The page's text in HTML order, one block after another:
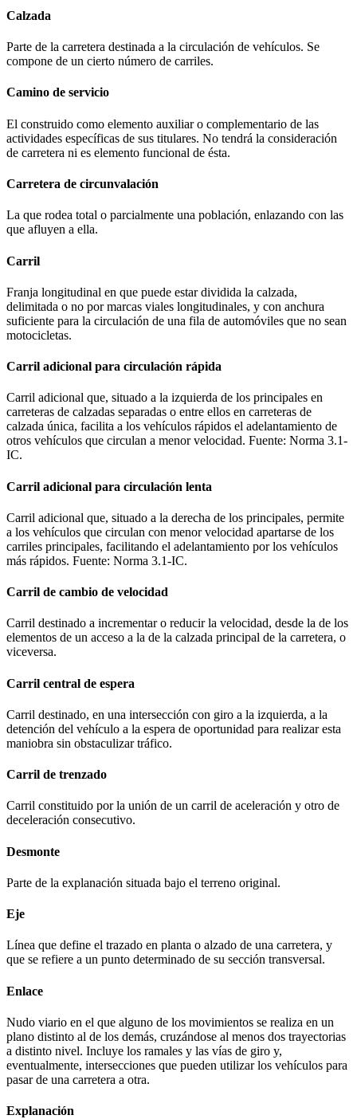
Calzada
Parte de la carretera destinada a la circulación de vehículos. Se
compone de un cierto número de carriles.
Camino de servicio
El construido como elemento auxiliar o complementario de las
actividades específicas de sus titulares. No tendrá la consideración
de carretera ni es elemento funcional de ésta.
Carretera de circunvalación
La que rodea total o parcialmente una población, enlazando con las
que afluyen a ella.
Carril
Franja longitudinal en que puede estar dividida la calzada,
delimitada o no por marcas viales longitudinales, y con anchura
suficiente para la circulación de una fila de automóviles que no sean
motocicletas.
Carril adicional para circulación rápida
Carril adicional que, situado a la izquierda de los principales en
carreteras de calzadas separadas o entre ellos en carreteras de
calzada única, facilita a los vehículos rápidos el adelantamiento de
otros vehículos que circulan a menor velocidad. Fuente: Norma 3.1-
IC.
Carril adicional para circulación lenta
Carril adicional que, situado a la derecha de los principales, permite
a los vehículos que circulan con menor velocidad apartarse de los
carriles principales, facilitando el adelantamiento por los vehículos
más rápidos. Fuente: Norma 3.1-IC.
Carril de cambio de velocidad
Carril destinado a incrementar o reducir la velocidad, desde la de los
elementos de un acceso a la de la calzada principal de la carretera, o
viceversa.
Carril central de espera
Carril destinado, en una intersección con giro a la izquierda, a la
detención del vehículo a la espera de oportunidad para realizar esta
maniobra sin obstaculizar tráfico.
Carril de trenzado
Carril constituido por la unión de un carril de aceleración y otro de
deceleración consecutivo.
Desmonte
Parte de la explanación situada bajo el terreno original.
Eje
Línea que define el trazado en planta o alzado de una carretera, y
que se refiere a un punto determinado de su sección transversal.
Enlace
Nudo viario en el que alguno de los movimientos se realiza en un
plano distinto al de los demás, cruzándose al menos dos trayectorias
a distinto nivel. Incluye los ramales y las vías de giro y,
eventualmente, intersecciones que pueden utilizar los vehículos para
pasar de una carretera a otra.
Explanación